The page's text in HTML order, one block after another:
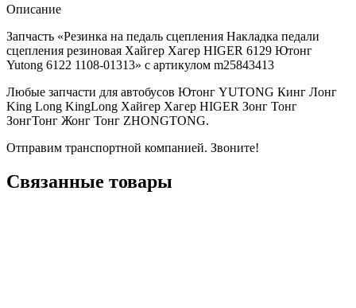
Описание
Запчасть «Резинка на педаль сцепления Накладка педали
сцепления резиновая Хайгер Хагер HIGER 6129 Ютонг
Yutong 6122 1108-01313» с артикулом m25843413
Любые запчасти для автобусов Ютонг YUTONG Кинг Лонг
King Long KingLong Хайгер Хагер HIGER Зонг Тонг
ЗонгТонг Жонг Тонг ZHONGTONG.
Отправим транспортной компанией. Звоните!
Связанные товары